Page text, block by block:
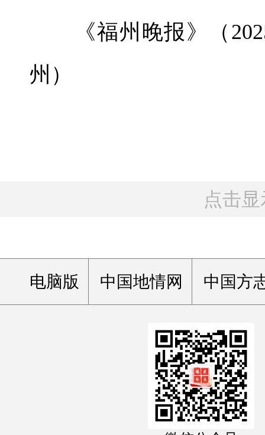
《福州晚报》（
州）
点击
电脑版 中国地情网 中国方